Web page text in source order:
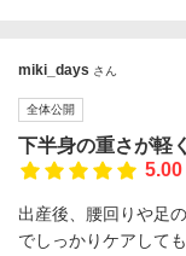
miki_days さん
全体公開
下半身の重さが軽
5.00
出産後、腰回りや足
でしっかりケアして